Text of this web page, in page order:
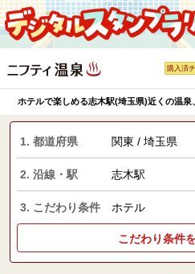
購入済
ホテルで楽しめる志木駅(埼玉県)近くの温
1. 都道府県 関東 / 埼玉県
2. 沿線・駅 志木駅
3. こだわり条件 ホテル
こだわり条件